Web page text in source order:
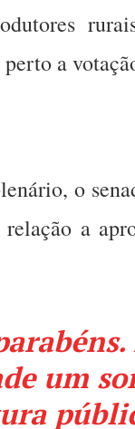
a
o
a
um